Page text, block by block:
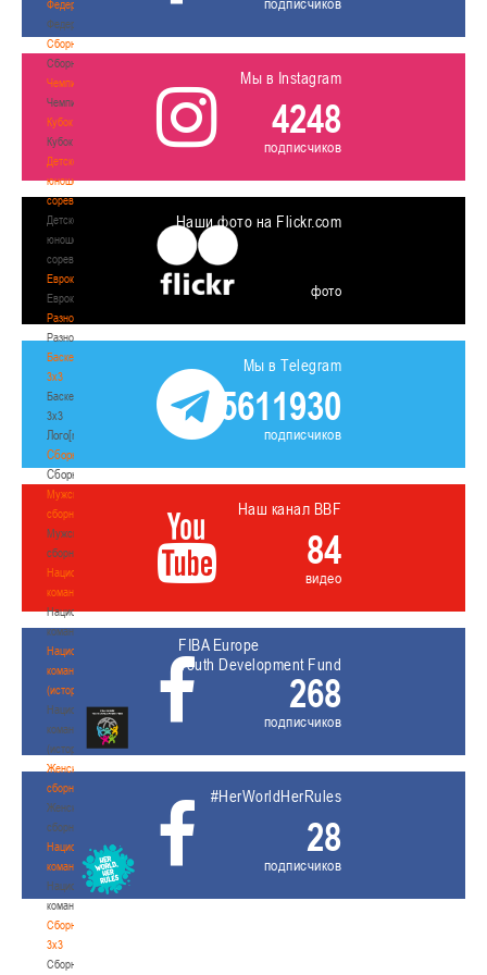
Федерация
Федерация
Сборные
Сборные
Чемпионат
Чемпионат
Кубок
Кубок
Детско-
юношеские
соревнования
Детско-
юношеские
соревнования
Еврокубки
Еврокубки
Разное
Разное
Баскетбол
3х3
Баскетбол
3х3
Лого[modid=121]
Сборные
Сборные
Мужские
сборные
Мужские
сборные
Национальная
команда
Национальная
команда
Национальная
команда
(история)
Национальная
команда
(история)
Женские
сборные
Женские
сборные
Национальная
команда
Национальная
команда
Сборные
3х3
Сборные
Мы в Instagram
4248
подписчиков
Наши фото на Flickr.com
фото
Мы в Telegram
5611930
подписчиков
Наш канал BBF
84
видео
FIBA Europe
Youth Development Fund
268
подписчиков
#HerWorldHerRules
28
подписчиков